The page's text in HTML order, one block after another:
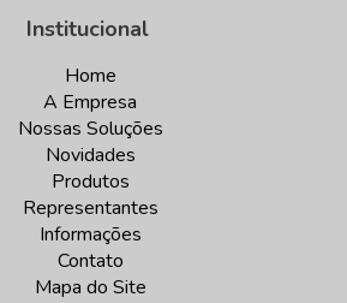
Institucional
Home
A Empresa
Nossas Soluções
Novidades
Produtos
Representantes
Informações
Contato
Mapa do Site